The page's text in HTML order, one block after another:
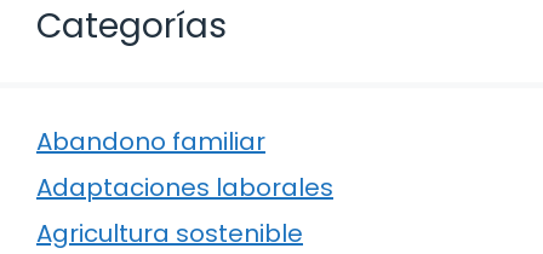
Categorías
Abandono familiar
Adaptaciones laborales
Agricultura sostenible